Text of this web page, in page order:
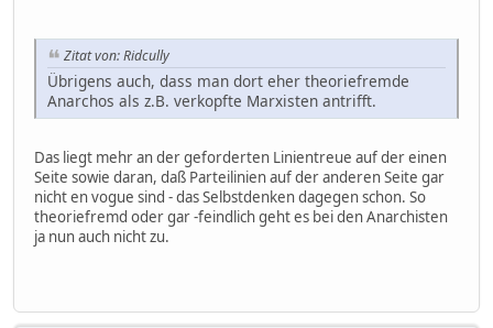
Zitat von: Ridcully
Übrigens auch, dass man dort eher theoriefremde
Anarchos als z.B. verkopfte Marxisten antrifft.
Das liegt mehr an der geforderten Linientreue auf der einen
Seite sowie daran, daß Parteilinien auf der anderen Seite gar
nicht en vogue sind - das Selbstdenken dagegen schon. So
theoriefremd oder gar -feindlich geht es bei den Anarchisten
ja nun auch nicht zu.